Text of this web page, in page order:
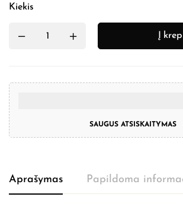
Kiekis
Į
SAUGUS ATSISKAITYMAS
Aprašymas Papildoma